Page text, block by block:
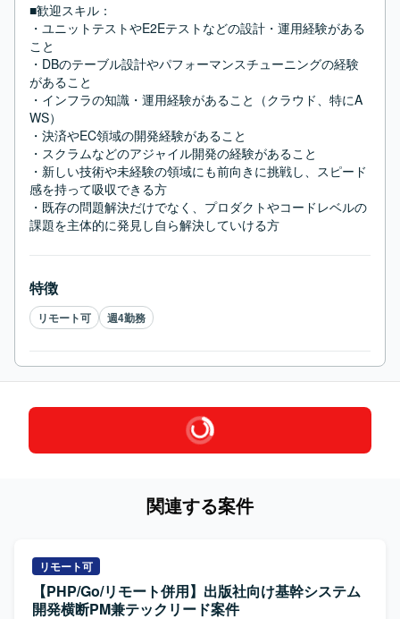
■歓迎スキル：
・ユニットテストやE2Eテストなどの設計・運用経験がある
こと
・DBのテーブル設計やパフォーマンスチューニングの経験
があること
・インフラの知識・運用経験があること（クラウド、特にA
WS）
・決済やEC領域の開発経験があること
・スクラムなどのアジャイル開発の経験があること
・新しい技術や未経験の領域にも前向きに挑戦し、スピード
感を持って吸収できる方
・既存の問題解決だけでなく、プロダクトやコードレベルの
課題を主体的に発見し自ら解決していける方
特徴
リモート可 週4勤務
関連する案件
リモート可
【PHP/Go/リモート併用】出版社向け基幹システム
開発横断PM兼テックリード案件